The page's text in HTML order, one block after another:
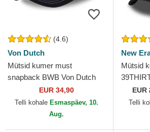
(4.6)
Von Dutch
Mütsid kumer must
snapback BWB Von Dutch
EUR 34,90
Telli kohale Esmaspäev, 10.
Aug.
New
Mütsid
EUR
Telli